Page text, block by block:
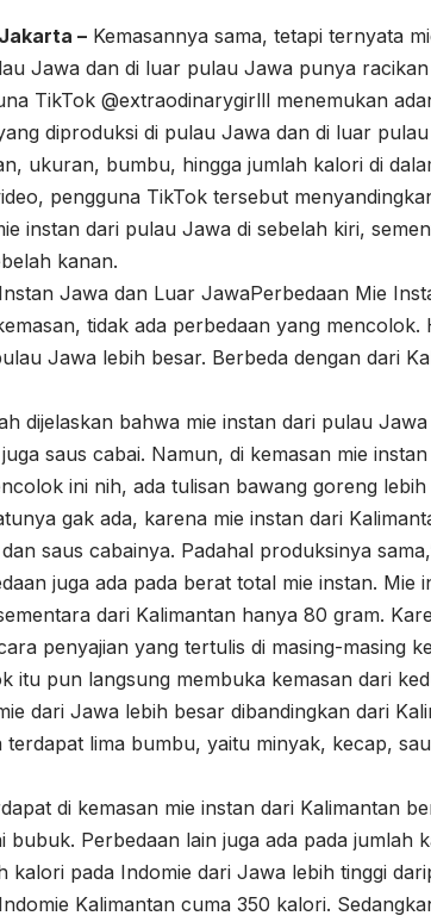
Jakarta – Kemasannya sama, tetapi ternyata
Jawa dan di luar pulau Jawa punya
TikTok @extraodinarygirlll menemukan
diproduksi di pulau Jawa dan di luar
ukuran, bumbu, hingga jumlah kalori di
pengguna TikTok tersebut
instan dari pulau Jawa di sebelah kiri,
kanan.
Jawa dan Luar JawaPerbedaan Mie
tidak ada perbedaan yang
Jawa lebih besar. Berbeda dengan dari
dijelaskan bahwa mie instan dari pulau
saus cabai. Namun, di kemasan mie
ini nih, ada tulisan bawang goreng
gak ada, karena mie instan dari
saus cabainya. Padahal produksinya
juga ada pada berat total mie instan. Mie
dari Kalimantan hanya 80 gram.
penyajian yang tertulis di masing-masing
itu pun langsung membuka kemasan dari
dari Jawa lebih besar dibandingkan dari
terdapat lima bumbu, yaitu minyak, kecap,
di kemasan mie instan dari Kalimantan
bubuk. Perbedaan lain juga ada pada jumlah
kalori pada Indomie dari Jawa lebih tinggi
Kalimantan cuma 350 kalori.